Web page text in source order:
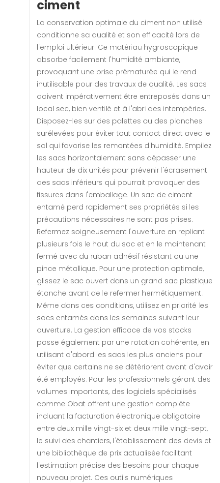
ciment
La conservation optimale du ciment non utilisé
conditionne sa qualité et son efficacité lors de
l'emploi ultérieur. Ce matériau hygroscopique
absorbe facilement l'humidité ambiante,
provoquant une prise prématurée qui le rend
inutilisable pour des travaux de qualité. Les sacs
doivent impérativement être entreposés dans un
local sec, bien ventilé et à l'abri des intempéries.
Disposez-les sur des palettes ou des planches
surélevées pour éviter tout contact direct avec le
sol qui favorise les remontées d'humidité. Empilez
les sacs horizontalement sans dépasser une
hauteur de dix unités pour prévenir l'écrasement
des sacs inférieurs qui pourrait provoquer des
fissures dans l'emballage. Un sac de ciment
entamé perd rapidement ses propriétés si les
précautions nécessaires ne sont pas prises.
Refermez soigneusement l'ouverture en repliant
plusieurs fois le haut du sac et en le maintenant
fermé avec du ruban adhésif résistant ou une
pince métallique. Pour une protection optimale,
glissez le sac ouvert dans un grand sac plastique
étanche avant de le refermer hermétiquement.
Même dans ces conditions, utilisez en priorité les
sacs entamés dans les semaines suivant leur
ouverture. La gestion efficace de vos stocks
passe également par une rotation cohérente, en
utilisant d'abord les sacs les plus anciens pour
éviter que certains ne se détériorent avant d'avoir
été employés. Pour les professionnels gérant des
volumes importants, des logiciels spécialisés
comme Obat offrent une gestion complète
incluant la facturation électronique obligatoire
entre deux mille vingt-six et deux mille vingt-sept,
le suivi des chantiers, l'établissement des devis et
une bibliothèque de prix actualisée facilitant
l'estimation précise des besoins pour chaque
nouveau projet. Ces outils numériques